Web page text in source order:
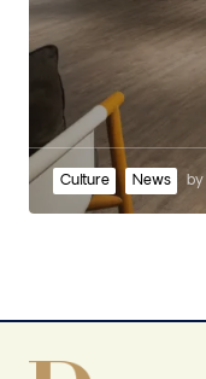
Culture News by